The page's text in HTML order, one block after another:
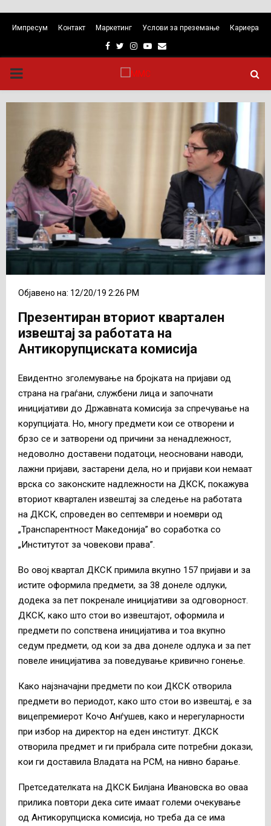
Импресум Контакт Маркетинг Услови за преземање Кариера
Facebook
TwitterInstagram
Youtube
Email
PRIMARY
MENU
Објавено на: 12/20/19 2:26 PM
Презентиран вториот квартален
извештај за работата на
Антикорупциската комисија
Евидентно зголемување на бројката на пријави од
страна на граѓани, службени лица и започнати
иницијативи до Државната комисија за спречување на
корупцијата. Но, многу предмети кои се отворени и
брзо се и затворени од причини за ненадлежност,
недоволно доставени податоци, неосновани наводи,
лажни пријави, застарени дела, но и пријави кои немаат
врска со законските надлежности на ДКСК, покажува
вториот квартален извештај за следење на работата
на ДКСК, спроведен во септември и ноември од
„Транспарентност Македонија” во соработка со
„Институтот за човекови права”.
Во овој квартал ДКСК примила вкупно 157 пријави и за
истите оформила предмети, за 38 донеле одлуки,
додека за пет покренале иницијативи за одговорност.
ДКСК, како што стои во извештајот, оформила и
предмети по сопствена иницијатива и тоа вкупно
седум предмети, од кои за два донеле одлука и за пет
повеле иницијатива за поведување кривично гонење.
Како најзначајни предмети по кои ДКСК отворила
предмети во периодот, како што стои во извештај, е за
вицепремиерот Кочо Анѓушев, како и нерегуларности
при избор на директор на еден институт. ДКСК
отворила предмет и ги прибрала сите потребни докази,
кои ги доставила Владата на РСМ, на нивно барање.
Претседателката на ДКСК Билјана Ивановска во оваа
прилика повтори дека сите имаат големи очекување
од Антикорупциска комисија, но треба да се има